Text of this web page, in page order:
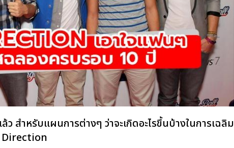
สำหรับแผนการต่างๆ ว่าจะเกิดอะไรขึ้นบ้างในการเฉลิม
Direction